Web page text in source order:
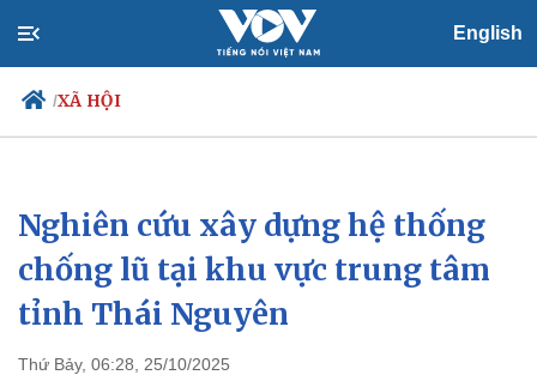
English
/XÃ HỘI
Chính trị
Đảng
Tổ chức nhân sự
Quốc hội
Xã hội
Tin 24h
Dự báo thời tiết
Nghiên cứu xây dựng hệ thống
chống lũ tại khu vực trung tâm
tỉnh Thái Nguyên
Thứ Bảy, 06:28, 25/10/2025